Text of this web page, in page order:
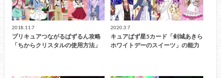
2018.11.7
プリキュアつながるぱずるん攻略
「ちからクリスタルの使用方法」
2020.3.7
キュアぱず星5カード「剣城あきら
ホワイトデーのスイーツ」の能力